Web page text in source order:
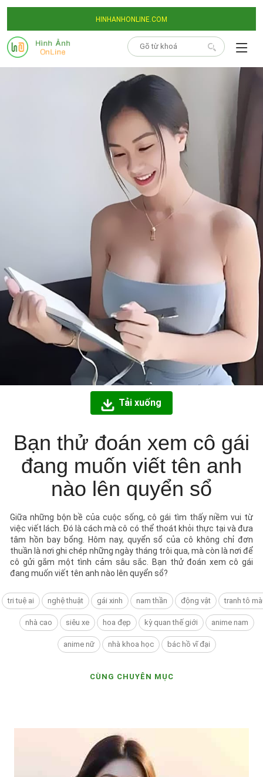
HINHANHONLINE.COM
Tải xuống
Bạn thử đoán xem cô gái
đang muốn viết tên anh
nào lên quyển sổ
Giữa những bộn bề của cuộc sống, cô gái tìm thấy niềm vui từ
việc viết lách. Đó là cách mà cô có thể thoát khỏi thực tại và đưa
tâm hồn bay bổng. Hôm nay, quyển sổ của cô không chỉ đơn
thuần là nơi ghi chép những ngày tháng trôi qua, mà còn là nơi để
cô gửi gắm một tình cảm sâu sắc. Bạn thử đoán xem cô gái
đang muốn viết tên anh nào lên quyển sổ?
tri tuệ ai nghệ thuật gái xinh nam thần động vật tranh tô
nhà cao siêu xe hoa đẹp kỳ quan thế giới anime nam
anime nữ nhà khoa học bác hồ vĩ đại
CÙNG CHUYÊN MỤC